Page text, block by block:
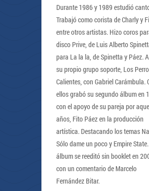
Durante 1986 y 1989 estudió
Trabajó como corista de Charly y
entre otros artistas. Hizo coros
disco Prive, de Luis Alberto
para La la la, de Spinetta y Páez.
su propio grupo soporte, Los
Calientes, con Gabriel Carámbula.
ellos grabó su segundo álbum en
con el apoyo de su pareja por
años, Fito Páez en la producción
artística. Destacando los temas
Sólo dame un poco y Empire
álbum se reeditó sin booklet en
con un comentario de Marcelo
Fernández Bitar.